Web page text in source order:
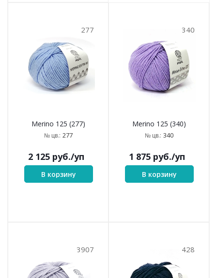
277
Merino 125 (277)
№ цв.: 277
2 125руб./уп
В корзину
340
Merino 125 (340)
№ цв.: 340
1 875руб./уп
В корзину
3907 428